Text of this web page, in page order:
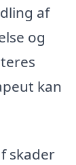
af
og
kan
skader